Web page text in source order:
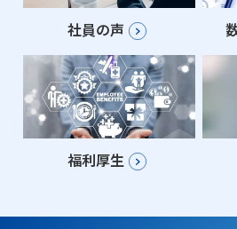
社員の声
福利厚生